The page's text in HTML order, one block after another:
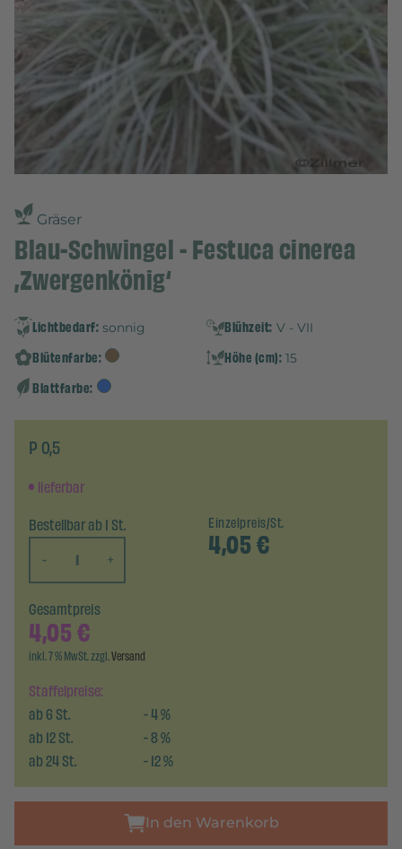
Gräser
Blau-Schwingel - Festuca cinerea
‚Zwergenkönig‘
Lichtbedarf: sonnig Blühzeit: V - VII
Blütenfarbe: Höhe (cm): 15
Blattfarbe:
P 0,5
lieferbar
Bestellbar ab 1 St.
-
+
Einzelpreis/St.
4,05€
Staffelpreise:
ab6St. -4%
ab12St. -8%
ab24St. -12%
Gesamtpreis
4,05€
inkl. 7 % MwSt. zzgl.Versand
In den Warenkorb